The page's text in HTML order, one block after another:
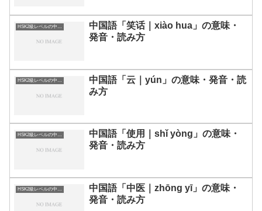
中国語「笑话｜xiào hua」の意味・
発音・読み方
HSK2級レベルの中国語
中国語「云｜yún」の意味・発音・読
み方
HSK2級レベルの中国語
中国語「使用｜shǐ yòng」の意味・
発音・読み方
HSK2級レベルの中国語
中国語「中医｜zhōng yī」の意味・
発音・読み方